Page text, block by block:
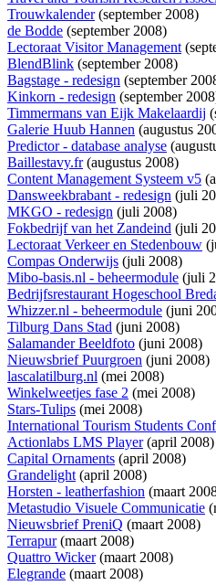
Trouwkalender(september 2008)
de Bodde (september 2008)
Lectoraat Visitor Management
BlendBlink (september 2008)
Bagstage - redesign (september
Kinkorn - redesign (september
Timmermans van Eijk Makelaardij
Galerie Huub Hannen (augustus
Predictor - database analyse
Baillestavy.fr(augustus 2008)
Content Management Systeem v5
Dansweekbrabant - redesign (juli
MKGO - redesign (juli 2008)
Fokbedrijf van het Zandeind (juli
Lectoraat Verkeer en Stedenbouw
Compas Onderwijs (juli 2008)
Mibo-basis.nl - beheermodule (juli
Bedrijfsrestaurant Hogeschool
Whizzer.nl - beheermodule (juni
Tilburg Dans Stad (juni 2008)
Salamander Beeldfoto (juni 2008)
Nieuwsbrief Puurgroen (juni 2008)
lascalatilburg.nl (mei 2008)
Winkelweetjes fase 2 (mei 2008)
Stars-Tulips (mei 2008)
International Tourism Students
Actionlabs LMS Player(april 2008)
Capital Ornaments (april 2008)
Grandelight(april 2008)
Horsten - leatherfashion (maart
Metastudio Visuele Communicatie
Nieuwsbrief PreniQ (maart 2008)
Terrapur(maart 2008)
Quattro Wicker(maart 2008)
Elegrande (maart 2008)